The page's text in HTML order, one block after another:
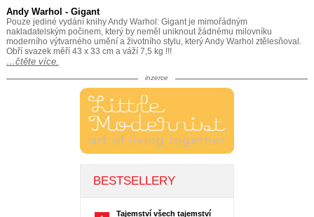
Andy Warhol - Gigant
Pouze jediné vydání knihy Andy Warhol: Gigant je mimořádným
nakladatelským počinem, který by neměl uniknout žádnému milovníku
moderního výtvarného umění a životního stylu, který Andy Warhol ztělesňoval.
Obří svazek měří 43 x 33 cm a váží 7,5 kg !!!
…čtěte více.
inzerce